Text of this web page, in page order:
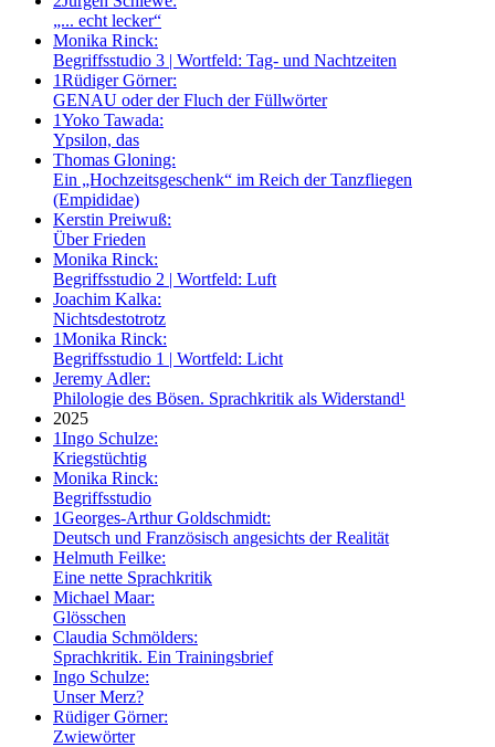
„... echt lecker“
Monika Rinck:
Begriffsstudio 3 | Wortfeld: Tag- und Nachtzeiten
1Rüdiger Görner:
GENAU oder der Fluch der Füllwörter
1Yoko Tawada:
Ypsilon, das
Thomas Gloning:
Ein „Hochzeitsgeschenk“ im Reich der Tanzfliegen
(Empididae)
Kerstin Preiwuß:
Über Frieden
Monika Rinck:
Begriffsstudio 2 | Wortfeld: Luft
Joachim Kalka:
Nichtsdestotrotz
1Monika Rinck:
Begriffsstudio 1 | Wortfeld: Licht
Jeremy Adler:
Philologie des Bösen. Sprachkritik als Widerstand¹
2025
1Ingo Schulze:
Kriegstüchtig
Monika Rinck:
Begriffsstudio
1Georges-Arthur Goldschmidt:
Deutsch und Französisch angesichts der Realität
Helmuth Feilke:
Eine nette Sprachkritik
Michael Maar:
Glösschen
Claudia Schmölders:
Sprachkritik. Ein Trainingsbrief
Ingo Schulze:
Unser Merz?
Rüdiger Görner:
Zwiewörter